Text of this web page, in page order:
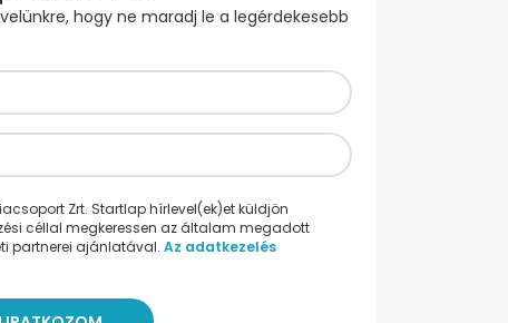
hogy ne maradj le a legérdekesebb
Zrt. Startlap hírlevel(ek)et küldjön
céllal megkeressen az általam megadott
partnerei ajánlatával. Az adatkezelés